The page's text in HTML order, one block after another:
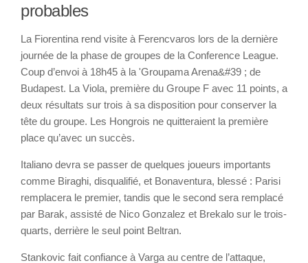
probables
La Fiorentina rend visite à Ferencvaros lors de la dernière
journée de la phase de groupes de la Conference League.
Coup d’envoi à 18h45 à la 'Groupama Arena&#39 ; de
Budapest. La Viola, première du Groupe F avec 11 points, a
deux résultats sur trois à sa disposition pour conserver la
tête du groupe. Les Hongrois ne quitteraient la première
place qu’avec un succès.
Italiano devra se passer de quelques joueurs importants
comme Biraghi, disqualifié, et Bonaventura, blessé : Parisi
remplacera le premier, tandis que le second sera remplacé
par Barak, assisté de Nico Gonzalez et Brekalo sur le trois-
quarts, derrière le seul point Beltran.
Stankovic fait confiance à Varga au centre de l’attaque,